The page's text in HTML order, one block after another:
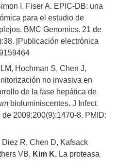
I, Fiser A. EPIC-DB: una
para el estudio de
BMC Genomics. 21 de
[Publicación electrónica
Hochman S, Chen J,
no invasiva en
de la fase hepática de
bioluminiscentes. J Infect
2009;200(9):1470-8. PMID:
Diez R, Chen D, Kafsack
VB, Kim K. La proteasa